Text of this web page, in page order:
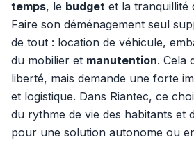
temps, le budget et la tranquillité
Faire son déménagement seul
de tout : location de véhicule,
du mobilier et manutention. Cela
liberté, mais demande une forte
et logistique. Dans Riantec, ce
du rythme de vie des habitants et
pour une solution autonome ou